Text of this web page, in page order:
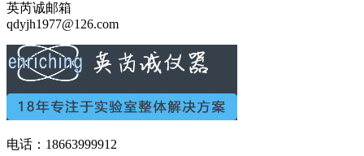
英芮诚邮箱
qdyjh1977@126.com
电话：18663999912